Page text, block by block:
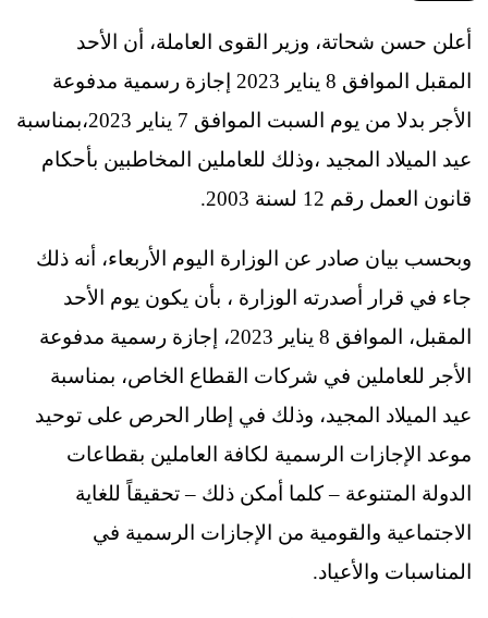
أعلن حسن شحاتة، وزير القوى العاملة، أن الأحد
المقبل الموافق 8 يناير 2023 إجازة رسمية مدفوعة
الأجر بدلا من يوم السبت الموافق 7 يناير 2023،بمناسبة
عيد الميلاد المجيد ،وذلك للعاملين المخاطبين بأحكام
قانون العمل رقم 12 لسنة 2003.
وبحسب بيان صادر عن الوزارة اليوم الأربعاء، أنه ذلك
جاء في قرار أصدرته الوزارة ، بأن يكون يوم الأحد
المقبل، الموافق 8 يناير 2023، إجازة رسمية مدفوعة
الأجر للعاملين في شركات القطاع الخاص، بمناسبة
عيد الميلاد المجيد، وذلك في إطار الحرص على توحيد
موعد الإجازات الرسمية لكافة العاملين بقطاعات
الدولة المتنوعة – كلما أمكن ذلك – تحقيقاً للغاية
الاجتماعية والقومية من الإجازات الرسمية في
المناسبات والأعياد.